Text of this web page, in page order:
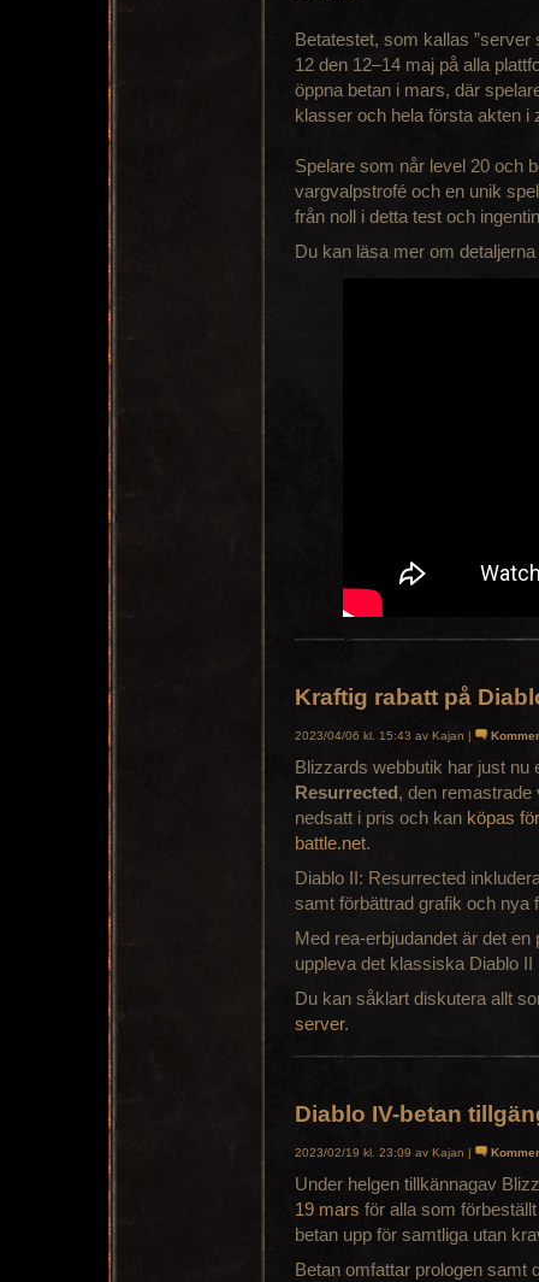
Betatestet, som kallas ”server
12 den 12–14 maj på alla
öppna betan i mars, där
klasser och hela första akten i
Spelare som når level 20 och
vargvalpstrofé och en unik
från noll i detta test och
Du kan läsa mer om
Kraftig rabatt på
2023/04/06 kl. 15:43 av Kajan |
Blizzards webbutik har just
Resurrected , den remastrade
nedsatt i pris och kan köpas
battle.net.
Diablo II: Resurrected
samt förbättrad grafik och nya
Med rea-erbjudandet är det
uppleva det klassiska Diablo
Du kan såklart diskutera allt
server.
Diablo IV-betan
2023/02/19 kl. 23:09 av Kajan |
Under helgen tillkännagav
19 mars för alla som
betan upp för samtliga utan
Betan omfattar prologen samt